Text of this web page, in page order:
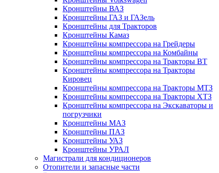
Кронштейны ВАЗ
Кронштейны ГАЗ и ГАЗель
Кронштейны для Тракторов
Кронштейны Камаз
Кронштейны компрессора на Грейдеры
Кронштейны компрессора на Комбайны
Кронштейны компрессора на Тракторы ВТ
Кронштейны компрессора на Тракторы
Кировец
Кронштейны компрессора на Тракторы МТЗ
Кронштейны компрессора на Тракторы ХТЗ
Кронштейны компрессора на Экскаваторы и
погрузчики
Кронштейны МАЗ
Кронштейны ПАЗ
Кронштейны УАЗ
Кронштейны УРАЛ
Магистрали для кондиционеров
Отопители и запасные части